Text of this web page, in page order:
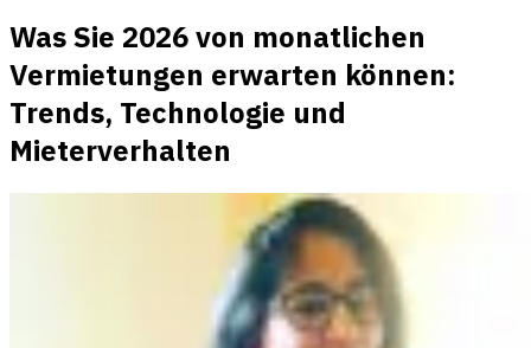
Was Sie 2026 von monatlichen
Vermietungen erwarten können:
Trends, Technologie und
Mieterverhalten